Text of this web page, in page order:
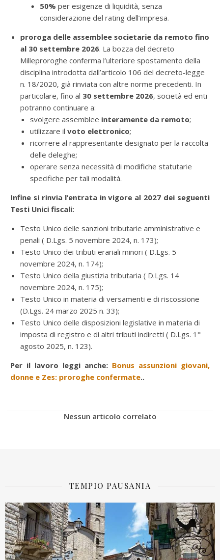
50% per esigenze di liquidità, senza
considerazione del rating dell’impresa.
proroga delle assemblee societarie da remoto fino
al 30 settembre 2026. La bozza del decreto
Milleproroghe conferma l’ulteriore spostamento della
disciplina introdotta dall’articolo 106 del decreto-legge
n. 18/2020, già rinviata con altre norme precedenti. In
particolare, fino al 30 settembre 2026, società ed enti
potranno continuare a:
svolgere assemblee interamente da remoto;
utilizzare il voto elettronico;
ricorrere al rappresentante designato per la raccolta
delle deleghe;
operare senza necessità di modifiche statutarie
specifiche per tali modalità.
Infine si rinvia l’entrata in vigore al 2027 dei seguenti
Testi Unici fiscali:
Testo Unico delle sanzioni tributarie amministrative e
penali ( D.Lgs. 5 novembre 2024, n. 173);
Testo Unico dei tributi erariali minori ( D.Lgs. 5
novembre 2024, n. 174);
Testo Unico della giustizia tributaria ( D.Lgs. 14
novembre 2024, n. 175);
Testo Unico in materia di versamenti e di riscossione
(D.Lgs. 24 marzo 2025 n. 33);
Testo Unico delle disposizioni legislative in materia di
imposta di registro e di altri tributi indiretti ( D.Lgs. 1°
agosto 2025, n. 123).
Per il lavoro leggi anche: Bonus assunzioni giovani,
donne e Zes: proroghe confermate..
Nessun articolo correlato
TEMPIO PAUSANIA